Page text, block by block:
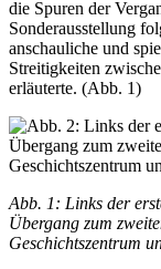
die Spuren der
Sonderausstellung
anschauliche und
Streitigkeiten
erläuterte. (Abb. 1)
Abb. 1: Links der
Übergang zum
Geschichtszentrum